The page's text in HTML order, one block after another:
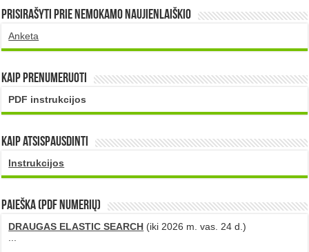
Prisirašyti prie nemokamo naujienlaiškio
Anketa
Kaip prenumeruoti
PDF instrukcijos
Kaip atsispausdinti
Instrukcijos
PAIEŠKA (PDF numerių)
DRAUGAS ELASTIC SEARCH (iki 2026 m. vas. 24 d.)
...